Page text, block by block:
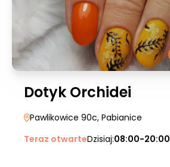
Dotyk Orchidei
Pawlikowice 90c, Pabianice
Teraz otwarteDzisiaj:08:00-20:00